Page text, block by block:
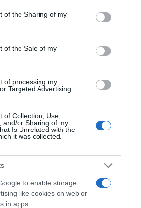
or usage behaviour. You may click to
to Google and its third-party tags to
specified purposes in below Google
of the Sharing of my
of the Sale of my
of processing my
Targeted Advertising.
of Collection, Use,
and/or Sharing of my
Is Unrelated with the
it was collected.
to enable storage
like cookies on web or
in apps.έχουν συμφωνήσει στην